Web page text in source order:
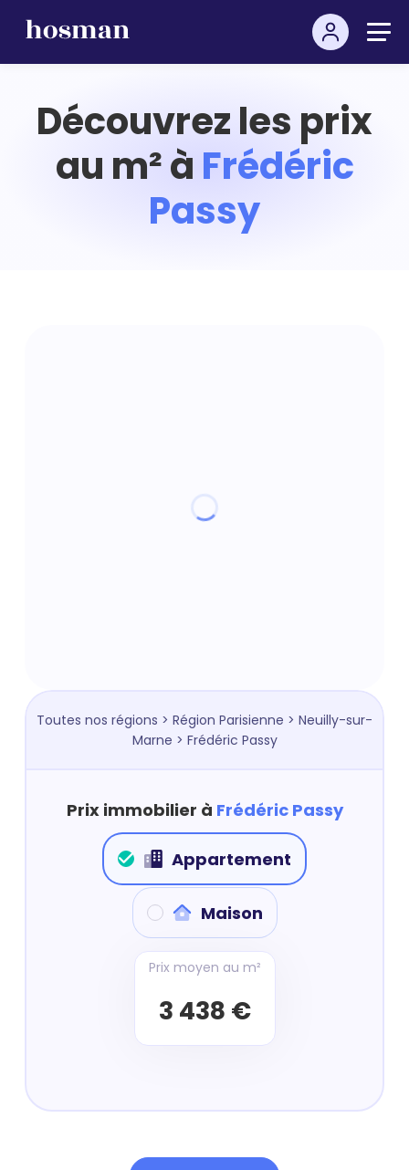
Découvrez les prix
au m² à Frédéric
Passy
Toutes nos régions > Région Parisienne > Neuilly-sur-
Marne > Frédéric Passy
Prix immobilier à Frédéric Passy
Appartement
Maison
Prix moyen au m²
3 438 €